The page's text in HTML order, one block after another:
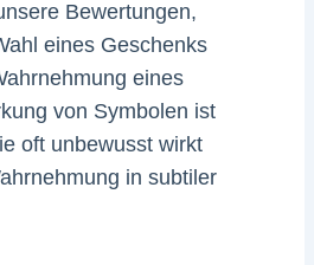
Bewertungen,
eines Geschenks
eines
von Symbolen ist
oft unbewusst wirkt
in subtiler